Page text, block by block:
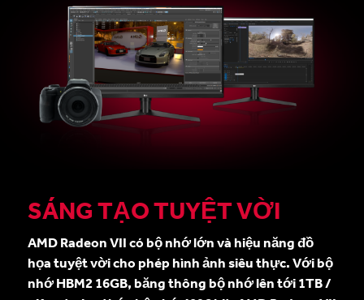
SÁNG TẠO TUYỆT VỜI
AMD Radeon VII có bộ nhớ lớn và hiệu năng đồ
họa tuyệt vời cho phép hình ảnh siêu thực. Với bộ
nhớ HBM2 16GB, băng thông bộ nhớ lên tới 1TB /